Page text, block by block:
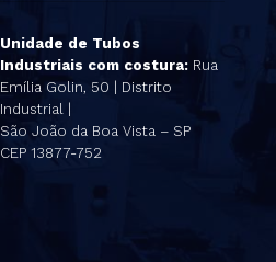
Unidade de Tubos
Industriais com costura: Rua
Emília Golin, 50 | Distrito
Industrial |
São João da Boa Vista – SP
CEP 13877-752